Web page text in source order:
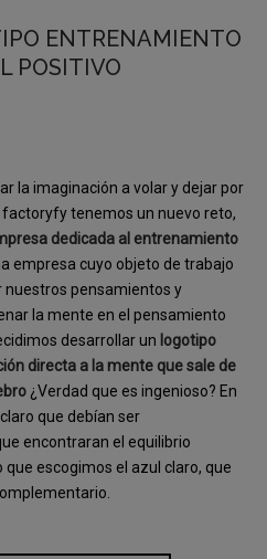
ENTRENAMIENTO
POSITIVO
la imaginación a volar y dejar por
tenemos un nuevo reto,
dedicada al entrenamiento
empresa cuyo objeto de trabajo
nuestros pensamientos y
la mente en el pensamiento
desarrollar un logotipo
directa a la mente que sale de
¿Verdad que es ingenioso? En
que debían ser
encontraran el equilibrio
escogimos el azul claro, que